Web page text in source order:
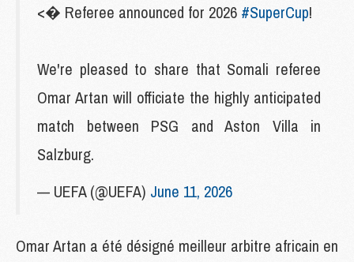
<� Referee announced for 2026 #SuperCup!
We're pleased to share that Somali referee
Omar Artan will officiate the highly anticipated
match between PSG and Aston Villa in
Salzburg.
— UEFA (@UEFA) June 11, 2026
Omar Artan a été désigné meilleur arbitre africain en